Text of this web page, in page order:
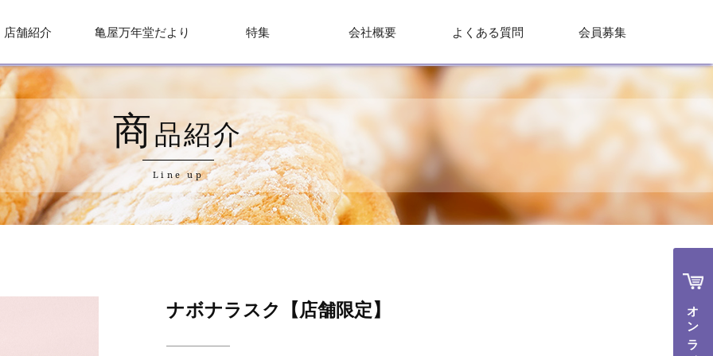
店舗紹介 亀屋万年堂だより 特集 会社概要 よくある質問 会員募集
商品紹介
Line up
ナボナラスク【店舗限定】